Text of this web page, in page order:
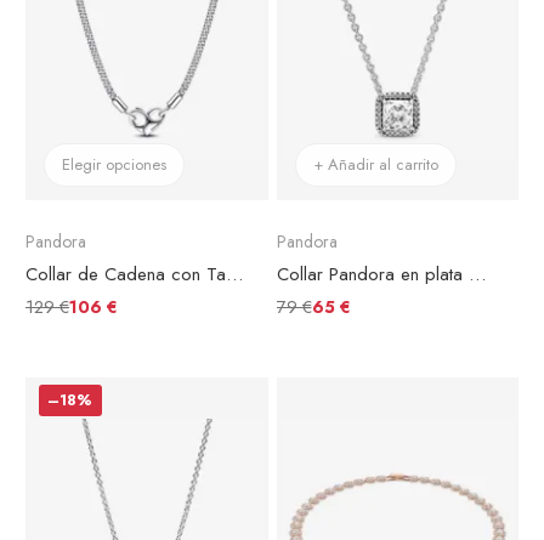
Elegir opciones
Pandora
Collar de Cadena con Tachuelas Pandora Moments
129 €106 €
+ Añadir al carrito
Pandora
Collar Pandora en plata de ley Elegancia Atemporal
79 €65 €
–18%